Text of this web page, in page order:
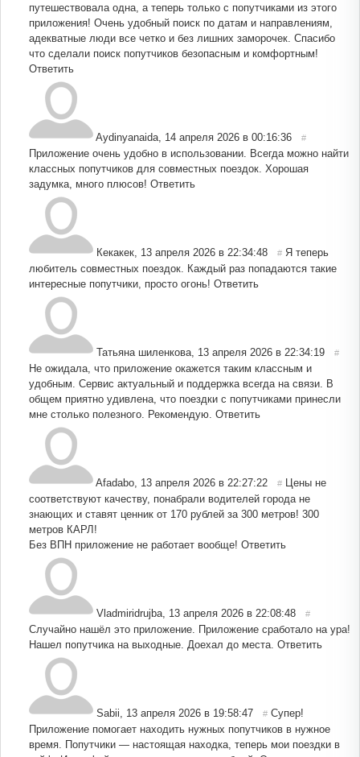
путешествовала одна, а теперь только с попутчиками из этого
приложения! Очень удобный поиск по датам и направлениям,
адекватные люди все четко и без лишних заморочек. Спасибо
что сделали поиск попутчиков безопасным и комфортным!
Ответить
Aydinyanaida 14 апреля 2026 в 00:16:36 #
Приложение очень удобно в использовании. Всегда можно найти
классных попутчиков для совместных поездок. Хорошая
задумка, много плюсов! Ответить
Кекакек 13 апреля 2026 в 22:34:48 # Я теперь
любитель совместных поездок. Каждый раз попадаются такие
интересные попутчики, просто огонь! Ответить
Татьяна шиленкова 13 апреля 2026 в 22:34:19 #
Не ожидала, что приложение окажется таким классным и
удобным. Сервис актуальный и поддержка всегда на связи. В
общем приятно удивлена, что поездки с попутчиками принесли
мне столько полезного. Рекомендую. Ответить
Afadabo 13 апреля 2026 в 22:27:22 #
Цены не
соответствуют качеству, понабрали водителей города не
знающих и ставят ценник от 170 рублей за 300 метров! 300
метров КАРЛ!
Без ВПН приложение не работает вообще! Ответить
Vladmiridrujba 13 апреля 2026 в 22:08:48 #
Случайно нашёл это приложение. Приложение сработало на ура!
Нашел попутчика на выходные. Доехал до места. Ответить
Sabii 13 апреля 2026 в 19:58:47 # Супер!
Приложение помогает находить нужных попутчиков в нужное
время. Попутчики — настоящая находка, теперь мои поездки в